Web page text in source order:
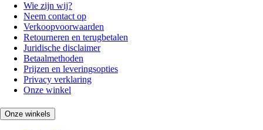
Wie zijn wij?
Neem contact op
Verkoopvoorwaarden
Retourneren en terugbetalen
Juridische disclaimer
Betaalmethoden
Prijzen en leveringsopties
Privacy verklaring
Onze winkel
Onze winkels